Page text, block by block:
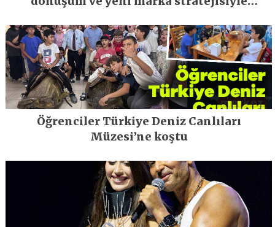
Öğrenciler Türkiye Deniz Canlıları
Müzesi’ne koştu